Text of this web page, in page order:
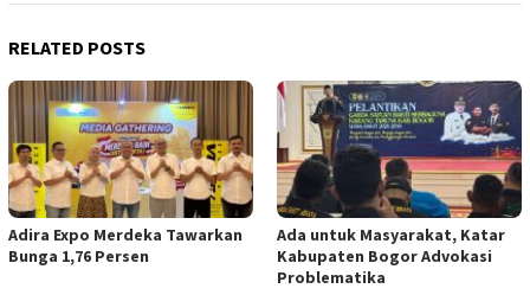
RELATED POSTS
Adira Expo Merdeka Tawarkan
Bunga 1,76 Persen
Ada untuk Masyarakat, Katar
Kabupaten Bogor Advokasi
Problematika